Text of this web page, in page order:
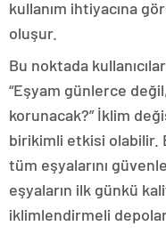
kullanım ihtiyacına
oluşur.
Bu noktada
“Eşyam günlerce
korunacak?” İklim
birikimli etkisi olabilir.
tüm eşyalarını
eşyaların ilk günkü
iklimlendirmeli